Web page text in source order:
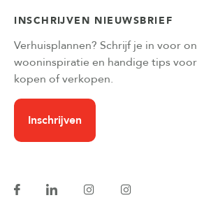
INSCHRIJVEN NIEUWSBRIEF
Verhuisplannen? Schrijf je in voor
wooninspiratie en handige tips
kopen of verkopen.
Inschrijven